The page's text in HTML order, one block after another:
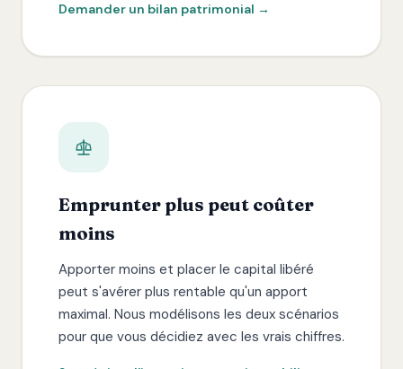
Demander un bilan patrimonial →
Emprunter plus peut coûter
moins
Apporter moins et placer le capital libéré
peut s'avérer plus rentable qu'un apport
maximal. Nous modélisons les deux scénarios
pour que vous décidiez avec les vrais chiffres.